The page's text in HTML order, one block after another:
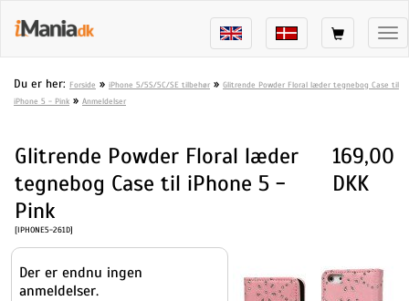
Du er her: Forside » iPhone 5/5S/5C/SE tilbehør » Glitrende Powder Floral læder tegnebog Case til
iPhone 5 - Pink » Anmeldelser
Glitrende Powder Floral læder
tegnebog Case til iPhone 5 -
Pink
[IPHONE5-261D]
169,00
DKK
Der er endnu ingen
anmeldelser.